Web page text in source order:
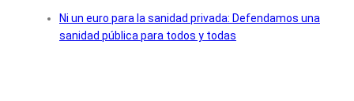
Ni un euro para la sanidad privada: Defendamos una
sanidad pública para todos y todas